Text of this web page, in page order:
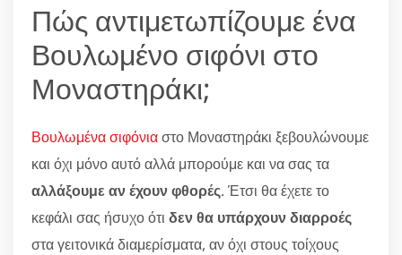
Πώς αντιμετωπίζουμε ένα
Βουλωμένο σιφόνι στο
Μοναστηράκι;
Βουλωμένα σιφόνιαστο Μοναστηράκι ξεβουλώνουμε
και όχι μόνο αυτό αλλά μπορούμε και να σας τα
αλλάξουμε αν έχουν φθορές. Έτσι θα έχετε το
κεφάλι σας ήσυχο ότι δεν θα υπάρχουν διαρροές
στα γειτονικά διαμερίσματα, αν όχι στους τοίχους